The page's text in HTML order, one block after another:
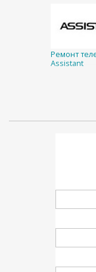
Ремонт
Assistant